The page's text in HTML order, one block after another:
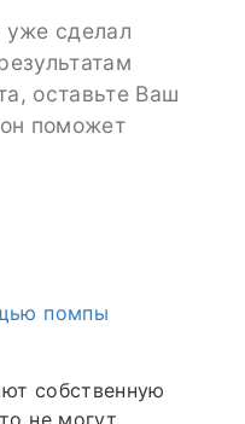
сделал
оставьте Ваш
поможет
помпы
собственную
не могут